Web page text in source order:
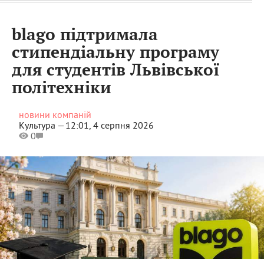
blago підтримала
стипендіальну програму
для студентів Львівської
політехніки
новини компаній
Культура —12:01, 4 серпня 2026
0